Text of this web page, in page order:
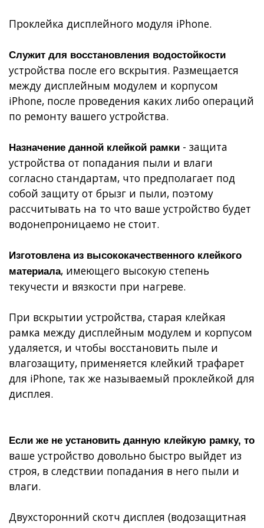
Проклейка дисплейного модуля iPhone.
Служит для восстановления водостойкости
устройства после его вскрытия. Размещается
между дисплейным модулем и корпусом
iPhone, после проведения каких либо операций
по ремонту вашего устройства.
Назначение данной клейкой рамки - защита
устройства от попадания пыли и влаги
согласно стандартам, что предполагает под
собой защиту от брызг и пыли, поэтому
рассчитывать на то что ваше устройство будет
водонепроницаемо не стоит.
Изготовлена из высококачественного клейкого
материала, имеющего высокую степень
текучести и вязкости при нагреве.
При вскрытии устройства, старая клейкая
рамка между дисплейным модулем и корпусом
удаляется, и чтобы восстановить пыле и
влагозащиту, применяется клейкий трафарет
для iPhone, так же называемый проклейкой для
дисплея.
Если же не установить данную клейкую рамку, то
ваше устройство довольно быстро выйдет из
строя, в следствии попадания в него пыли и
влаги.
Двухсторонний скотч дисплея (водозащитная